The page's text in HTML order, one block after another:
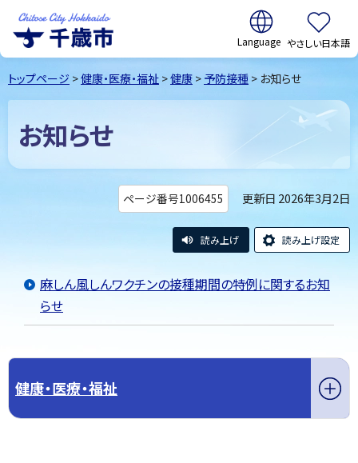
千歳市Chitose
City Hokkaido
翻訳:
やさしい日本語
トップページ >健康・医療・福祉 >健康 > 予防接種 > お知らせ
お知らせ
ページ番号1006455 更新日 2026年3月2日
読み上げ 読み上げ設定
麻しん風しんワクチンの接種期間の特例に関するお知
らせ
健康・医療・福祉